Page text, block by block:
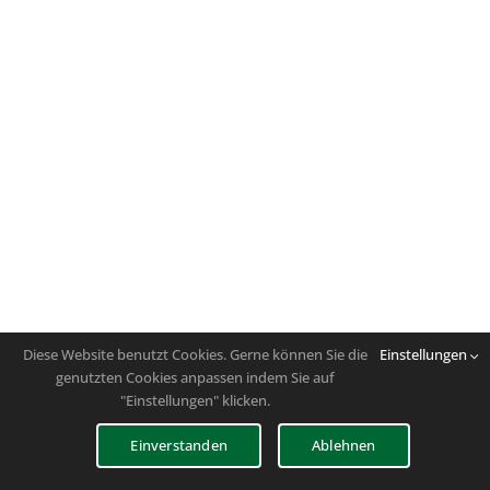
Diese Website benutzt Cookies. Gerne können Sie die
genutzten Cookies anpassen indem Sie auf
"Einstellungen" klicken.
Einstellungen
Einverstanden Ablehnen